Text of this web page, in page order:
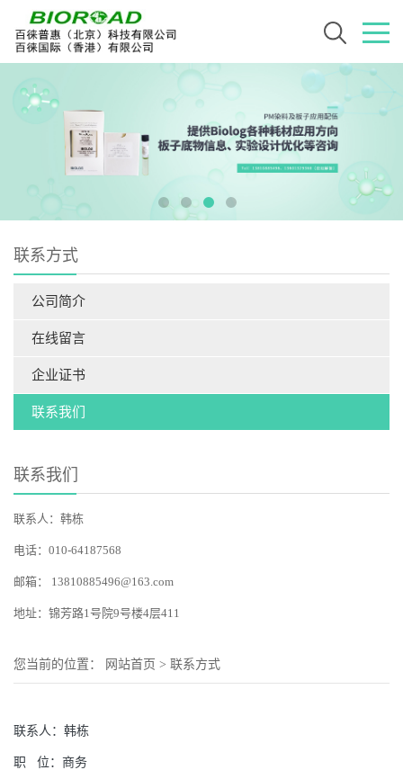
联系方式
公司简介
在线留言
企业证书
联系我们
联系我们
联系人：韩栋
电话：010-64187568
邮箱： 13810885496@163.com
地址：锦芳路1号院9号楼4层411
您当前的位置： 网站首页 > 联系方式
联系人： 韩栋
职 位： 商务